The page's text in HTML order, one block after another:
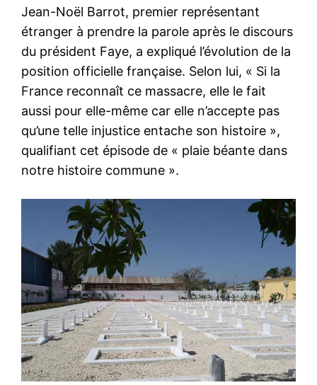
Jean-Noël Barrot, premier représentant
étranger à prendre la parole après le discours
du président Faye, a expliqué l’évolution de la
position officielle française. Selon lui, « Si la
France reconnaît ce massacre, elle le fait
aussi pour elle-même car elle n’accepte pas
qu’une telle injustice entache son histoire »,
qualifiant cet épisode de « plaie béante dans
notre histoire commune ».